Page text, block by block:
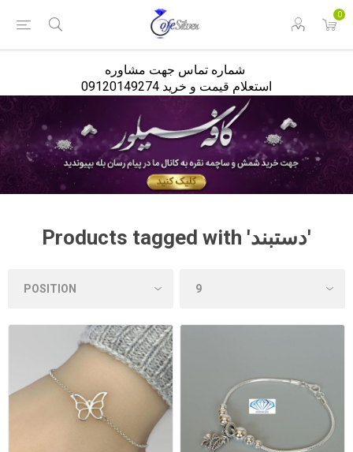
0
استعلام قیمت و خرید 09120149274
Products tagged with 'دستبند'